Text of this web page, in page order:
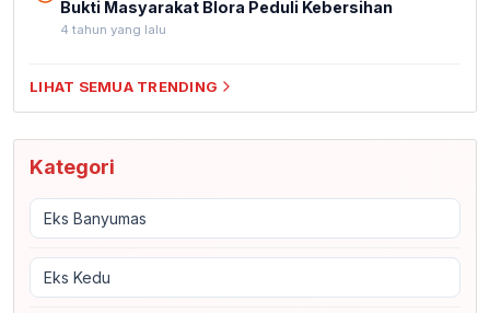
Bukti Masyarakat Blora Peduli Kebersihan
4 tahun yang lalu
LIHAT SEMUA TRENDING
Kategori
Eks Banyumas
Eks Kedu